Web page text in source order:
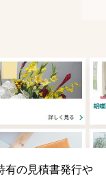
有の見積書発行や